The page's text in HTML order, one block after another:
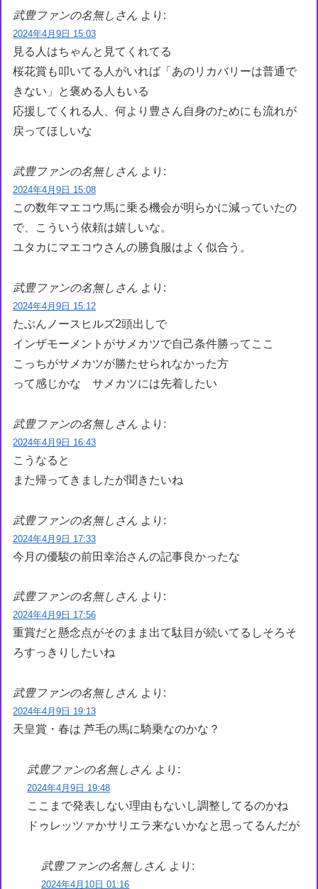
武豊ファンの名無しさん より:
2024年4月9日 15:03
見る人はちゃんと見てくれてる
桜花賞も叩いてる人がいれば「あのリカバリーは普通で
きない」と褒める人もいる
応援してくれる人、何より豊さん自身のためにも流れが
戻ってほしいな
武豊ファンの名無しさん より:
2024年4月9日 15:08
この数年マエコウ馬に乗る機会が明らかに減っていたの
で、こういう依頼は嬉しいな。
ユタカにマエコウさんの勝負服はよく似合う。
武豊ファンの名無しさん より:
2024年4月9日 15:12
たぶんノースヒルズ2頭出しで
インザモーメントがサメカツで自己条件勝ってここ
こっちがサメカツが勝たせられなかった方
って感じかな サメカツには先着したい
武豊ファンの名無しさん より:
2024年4月9日 16:43
こうなると
また帰ってきましたが聞きたいね
武豊ファンの名無しさん より:
2024年4月9日 17:33
今月の優駿の前田幸治さんの記事良かったな
武豊ファンの名無しさん より:
2024年4月9日 17:56
重賞だと懸念点がそのまま出て駄目が続いてるしそろそ
ろすっきりしたいね
武豊ファンの名無しさん より:
2024年4月9日 19:13
天皇賞・春は 芦毛の馬に騎乗なのかな？
武豊ファンの名無しさん より:
2024年4月9日 19:48
ここまで発表しない理由もないし調整してるのかね
ドゥレッツァかサリエラ来ないかなと思ってるんだが
武豊ファンの名無しさん より:
2024年4月10日 01:16